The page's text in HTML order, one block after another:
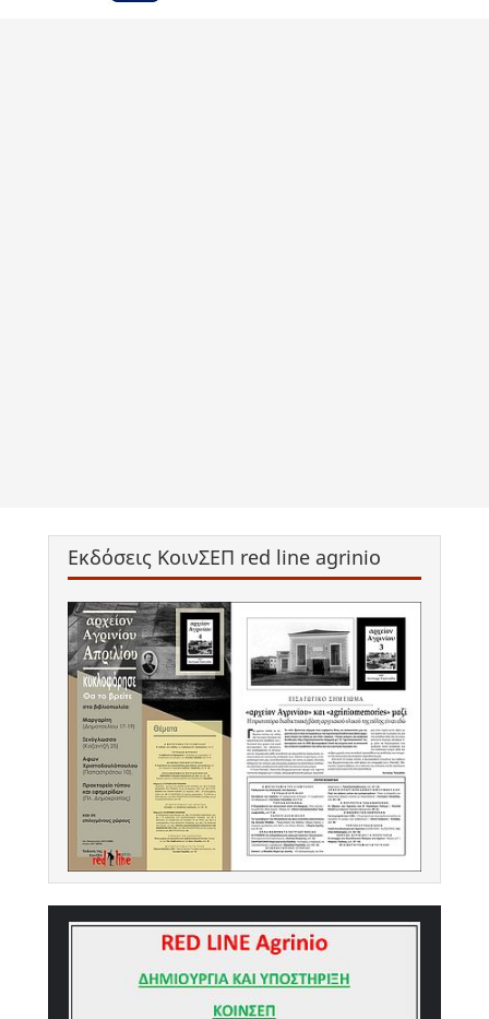
Εκδόσεις ΚοινΣΕΠ red line agrinio